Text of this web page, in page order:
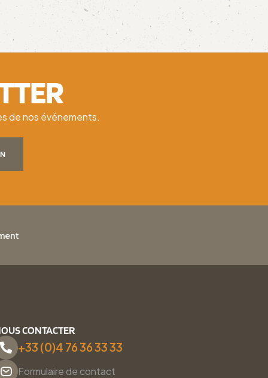
de nos événements.
CONTACTER
+33 (0)4 76 36 33 33
Formulaire de contact